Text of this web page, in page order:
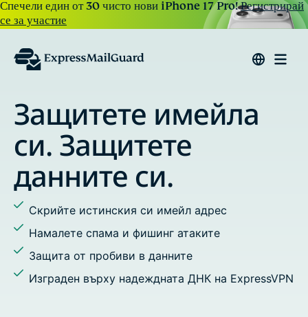
Спечели един от 30 чисто нови iPhone 17 Pro!Регистрирай
се за участие
адрес
на ExpressVPN
Отговаряйте на
изпращайте
Задайте псевдоними на
активност
Спрете проследяването и
имейли
Добавете множество
си